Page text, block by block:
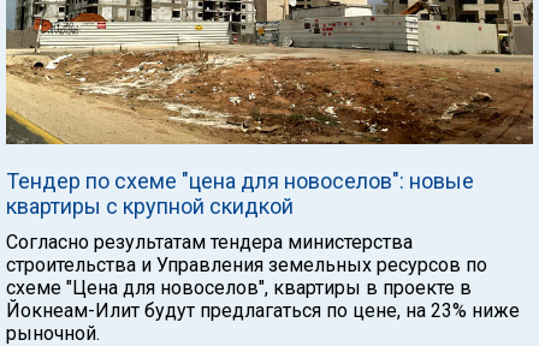
Тендер по схеме "цена для новоселов": новые
квартиры с крупной скидкой
Согласно результатам тендера министерства
строительства и Управления земельных ресурсов по
схеме "Цена для новоселов", квартиры в проекте в
Йокнеам-Илит будут предлагаться по цене, на 23% ниже
рыночной.